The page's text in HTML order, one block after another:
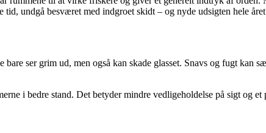
undgå besværet med indgroet skidt – og nyde udsigten hele
ser grim ud, men også kan skade glasset. Snavs og fugt kan
i bedre stand. Det betyder mindre vedligeholdelse på sigt og